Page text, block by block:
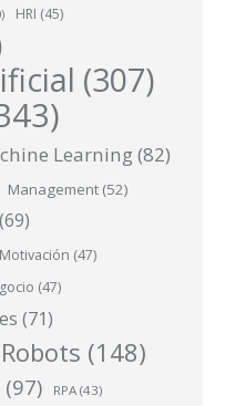
HRI (45)
(307)
Learning(82)
Management (52)
(69)
Motivación (47)
(47)
(71)
Robots (148)
(97) RPA (43)